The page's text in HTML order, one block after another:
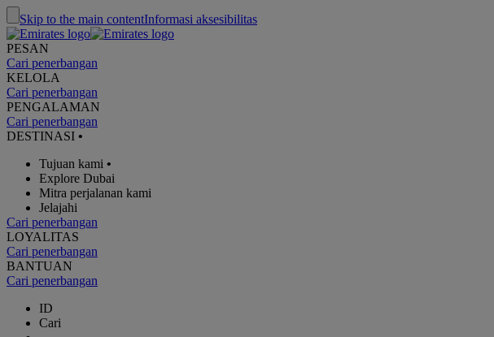
Skip to the main contentInformasi aksesibilitas
PESAN
Cari penerbangan
KELOLA
Cari penerbangan
PENGALAMAN
Cari penerbangan
DESTINASI •
Tujuan kami •
Explore Dubai
Mitra perjalanan kami
Jelajahi
Cari penerbangan
LOYALITAS
Cari penerbangan
BANTUAN
Cari penerbangan
ID
Cari